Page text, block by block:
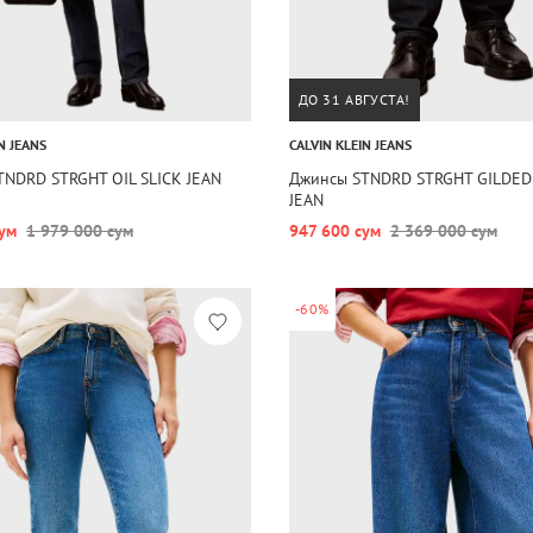
JEANS
STRGHT OIL SLICK JEAN
1 979 000 сум
ДО 31 АВГУСТА!
CALVIN KLEIN JEANS
Джинсы STNDRD STRGHT
JEAN
947 600 сум 2 369 000 сум
-60%